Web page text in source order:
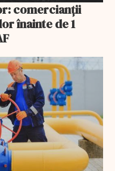
comercianții
înainte de 1